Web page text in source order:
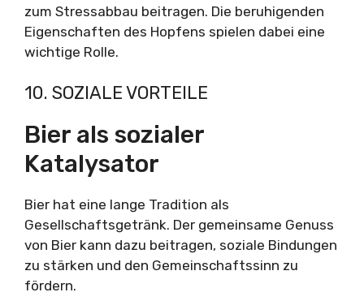
zum Stressabbau beitragen. Die beruhigenden
Eigenschaften des Hopfens spielen dabei eine
wichtige Rolle.
10. SOZIALE VORTEILE
Bier als sozialer
Katalysator
Bier hat eine lange Tradition als
Gesellschaftsgetränk. Der gemeinsame Genuss
von Bier kann dazu beitragen, soziale Bindungen
zu stärken und den Gemeinschaftssinn zu
fördern.